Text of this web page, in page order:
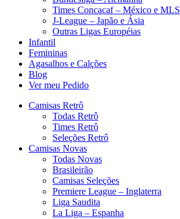
Times Concacaf – México e MLS
J-League – Japão e Ásia
Outras Ligas Européias
Infantil
Femininas
Agasalhos e Calções
Blog
Ver meu Pedido
Camisas Retrô
Todas Retrô
Times Retrô
Seleções Retrô
Camisas Novas
Todas Novas
Brasileirão
Camisas Seleções
Premiere League – Inglaterra
Liga Saudita
La Liga – Espanha